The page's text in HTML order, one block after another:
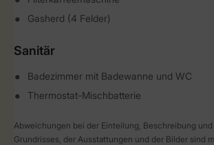
Gasherd (4 Felder)
Sanitär
Badezimmer mit Badewanne und WC
Thermostat-Mischbatterie
Abweichungen bei der Einteilung, Beschreibung
Grundrisses, der Ausstattungen und der Bilder sind